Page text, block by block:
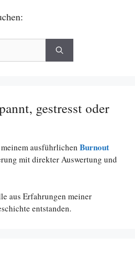
gestresst oder
ausführlichen Burnout
mit direkter Auswertung und
aus Erfahrungen meiner
entstanden.